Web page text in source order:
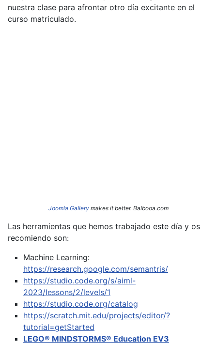
nuestra clase para afrontar otro día excitante en el
curso matriculado.
Joomla Gallery makes it better. Balbooa.com
Las herramientas que hemos trabajado este día y os
recomiendo son:
Machine Learning:
https://research.google.com/semantris/
https://studio.code.org/s/aiml-
2023/lessons/2/levels/1
https://studio.code.org/catalog
https://scratch.mit.edu/projects/editor/?
tutorial=getStarted
LEGO® MINDSTORMS® Education EV3